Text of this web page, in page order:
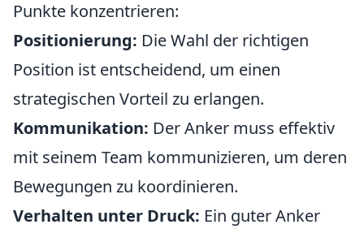
Punkte konzentrieren:
Positionierung: Die Wahl der richtigen
Position ist entscheidend, um einen
strategischen Vorteil zu erlangen.
Kommunikation: Der Anker muss effektiv
mit seinem Team kommunizieren, um deren
Bewegungen zu koordinieren.
Verhalten unter Druck: Ein guter Anker